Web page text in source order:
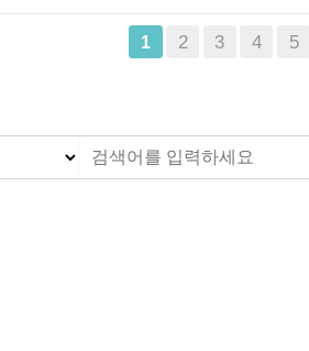
1 2 3 4 5